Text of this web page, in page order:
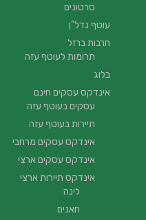
סרטונים
עוטף נדל”ן
חרבות ברזל
תרומות לעוטף עזה
בלוג
אינדקס עסקים חינם
עסקים בעוטף עזה
תיירות בעוטף עזה
אינדקס עסקים מרחבי
אינדקס עסקים ארצי
אינדקס תיירות ארצי
לינה
חאנים